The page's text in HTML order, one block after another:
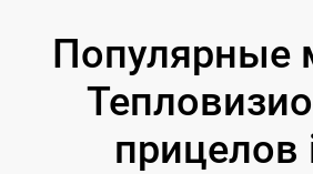
Популярные
прицелов